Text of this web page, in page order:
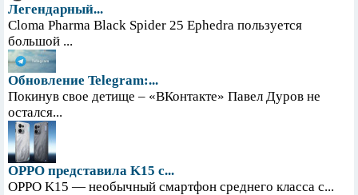
Легендарный...
Cloma Pharma Black Spider 25 Ephedra пользуется
большой ...
Обновление Telegram:...
Покинув свое детище – «ВКонтакте» Павел Дуров не
остался...
OPPO представила K15 с...
OPPO K15 — необычный смартфон среднего класса с...